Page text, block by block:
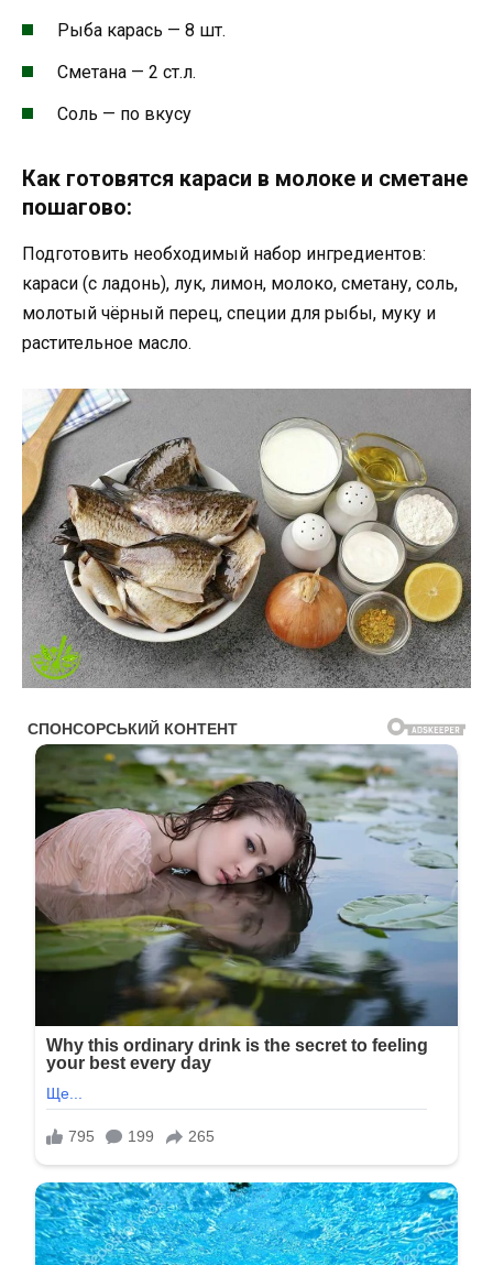
Рыба карась — 8 шт.
Сметана — 2 ст.л.
Соль — по вкусу
Как готовятся караси в молоке и сметане
пошагово:
Подготовить необходимый набор ингредиентов:
караси (с ладонь), лук, лимон, молоко, сметану, соль,
молотый чёрный перец, специи для рыбы, муку и
растительное масло.